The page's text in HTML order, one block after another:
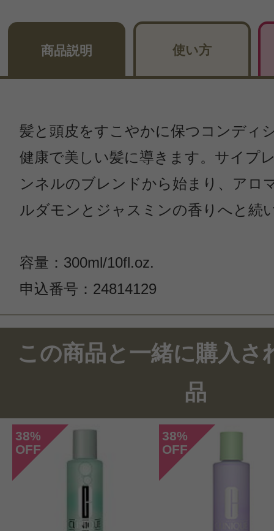
商品説明 使い方
髪と頭皮をすこやかに保つコンディ
健康で美しい髪に導きます。サイプ
ンネルのブレンドから始まり、アロ
ルダモンとジャスミンの香りへと続
容量：300ml/10fl.oz.
申込番号：24814129
このコスメのレビューを書いて
この商品と一緒に購入さ
品
38%
OFF
38%
OFF